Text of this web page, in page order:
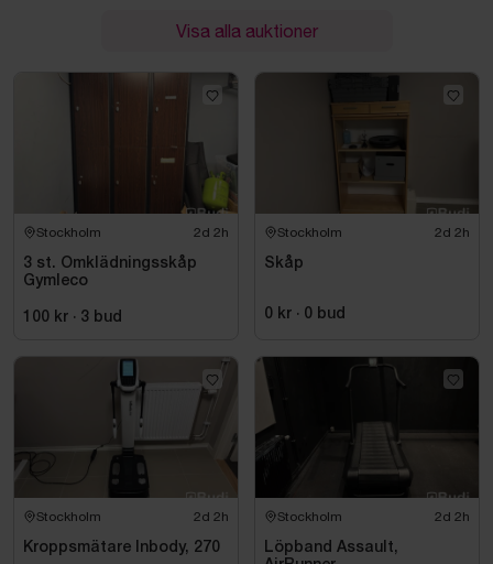
Visa alla auktioner
Stockholm 2d 2h
3 st. Omklädningsskåp
Gymleco
100 kr · 3 bud
Stockholm 2d 2h
Skåp
0 kr · 0 bud
Stockholm 2d 2h
Kroppsmätare Inbody, 270
Stockholm 2d 2h
Löpband Assault,